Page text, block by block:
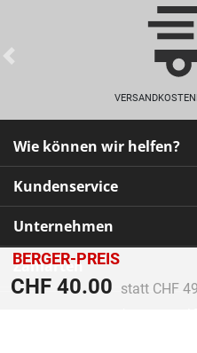
BERGER-PREIS
CHF 40.00 Preis
statt CHF
Previous
Wie können wir helfen?
Kundenservice
Unternehmen
Zahlarten